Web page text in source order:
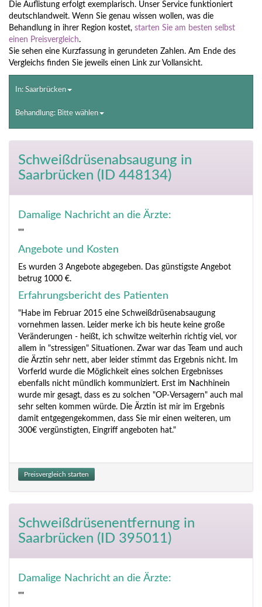
Die Auflistung erfolgt exemplarisch. Unser Service funktioniert
deutschlandweit. Wenn Sie genau wissen wollen, was die
Behandlung in ihrer Region kostet, starten Sie am besten selbst
einen Preisvergleich.
Sie sehen eine Kurzfassung in gerundeten Zahlen. Am Ende des
Vergleichs finden Sie jeweils einen Link zur Vollansicht.
In: Saarbrücken
Behandlung: Bitte wählen
Schweißdrüsenabsaugung in
Saarbrücken (ID 448134)
Damalige Nachricht an die Ärzte:
""
Angebote und Kosten
Es wurden 3 Angebote abgegeben. Das günstigste Angebot
betrug 1000 €.
Erfahrungsbericht des Patienten
"Habe im Februar 2015 eine Schweißdrüsenabsaugung
vornehmen lassen. Leider merke ich bis heute keine große
Veränderungen - heißt, ich schwitze weiterhin richtig viel, vor
allem in "stressigen" Situationen. Zwar war das Team und auch
die Ärztin sehr nett, aber leider stimmt das Ergebnis nicht. Im
Vorferld wurde die Möglichkeit eines solchen Ergebnisses
ebenfalls nicht mündlich kommuniziert. Erst im Nachhinein
wurde mir gesagt, dass es zu solchen "OP-Versagern" auch mal
sehr selten kommen würde. Die Ärztin ist mir im Ergebnis
damit entgegengekommen, dass Sie mir einen weiteren, um
300€ vergünstigten, Eingriff angeboten hat."
Preisvergleich starten
Schweißdrüsenentfernung in
Saarbrücken (ID 395011)
Damalige Nachricht an die Ärzte:
""